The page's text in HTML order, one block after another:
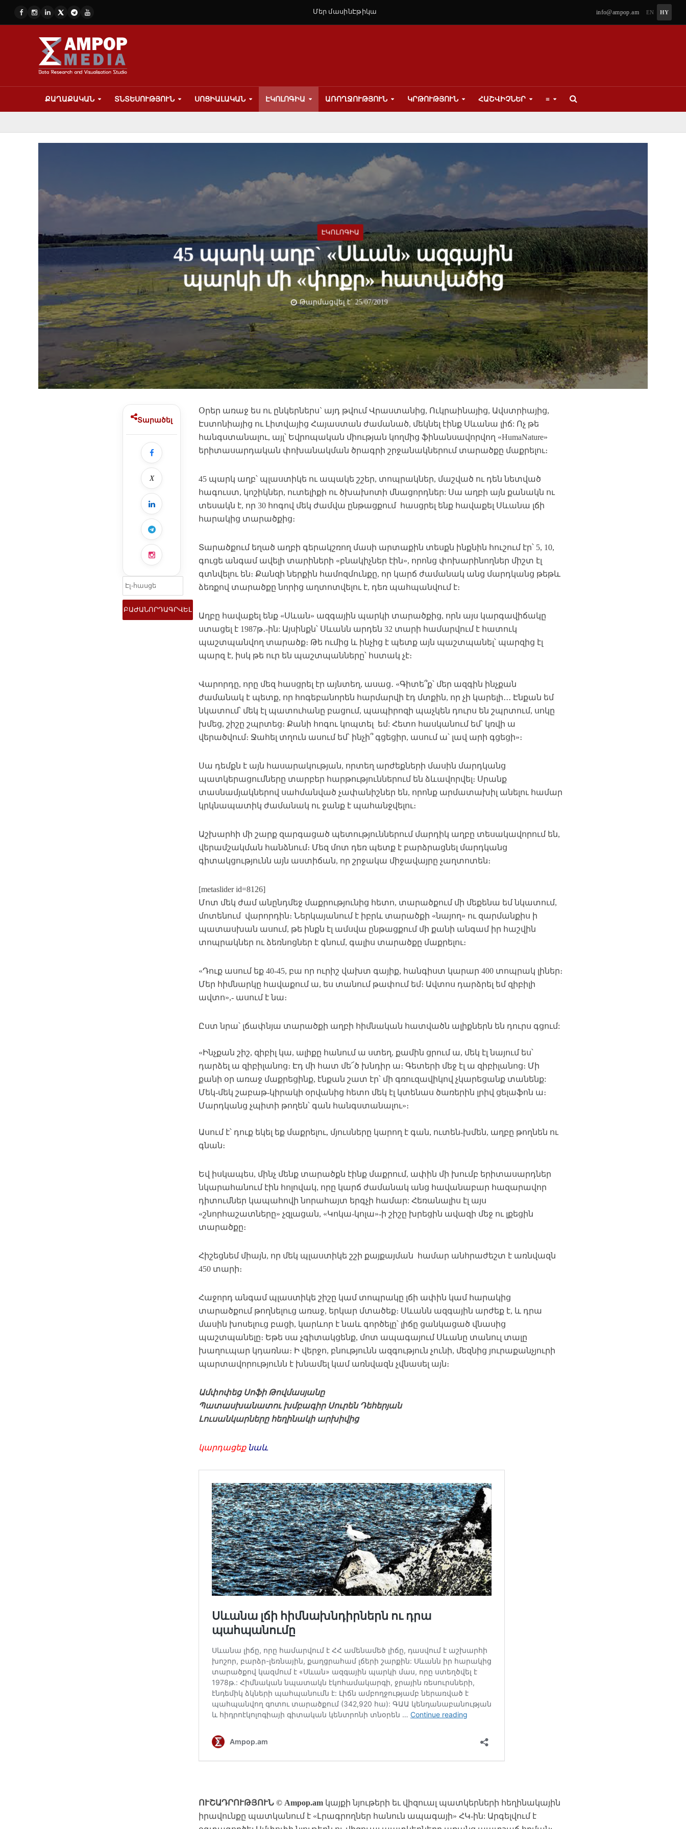
Մեր մասինԷթիկա info@ampop.am EN HY
ՔԱՂԱՔԱԿԱՆ ՏՆՏԵՍՈՒԹՅՈՒՆ ՍՈՑԻԱԼԱԿԱՆ ԷԿՈԼՈԳԻԱ ԱՌՈՂՋՈՒԹՅՈՒՆ ԿՐԹՈՒԹՅՈՒՆ ՀԱՇՎԻՉՆԵՐ ≡
ԷԿՈԼՈԳԻԱ
45 պարկ աղբ` «Սևան» ազգային
պարկի մի «փոքր» հատվածից
Թարմացվել է` 25/07/2019
Տարածել
X
Օրեր առաջ ես ու ընկերներս` այդ թվում Վրաստանից, Ուկրաինայից, Ավստրիայից,
Էստոնիայից ու Լիտվայից Հայաստան ժամանած, մեկնել էինք Սևանա լիճ: Ոչ թե
հանգստանալու, այլ՝ Եվրոպական միության կողմից ֆինանսավորվող «HumaNature»
երիտասարդական փոխանակման ծրագրի շրջանակներում տարածքը մաքրելու։
45 պարկ աղբ՝ պլաստիկե ու ապակե շշեր, տոպրակներ, մաշված ու դեն նետված
հագուստ, կոշիկներ, ուտելիքի ու ծխախոտի մնացորդներ: Սա աղբի այն քանակն ու
տեսակն է, որ 30 հոգով մեկ ժամվա ընթացքում հասցրել ենք հավաքել Սևանա լճի
հարակից տարածքից։
Տարածքում եղած աղբի գերակշռող մասի արտաքին տեսքն ինքնին հուշում էր՝ 5, 10,
գուցե անգամ ավելի տարիների «բնակիչներ էին», որոնց փոխարինողներ միշտ էլ
գտնվելու են։ Քանզի ներքին համոզմունքը, որ կարճ ժամանակ անց մարդկանց թեթև
ձեռքով տարածքը նորից աղտոտվելու է, դեռ պահպանվում է։
Աղբը հավաքել ենք «Սևան» ազգային պարկի տարածքից, որն այս կարգավիճակը
ստացել է 1987թ․-ին: Այսինքն՝ Սևանն արդեն 32 տարի համարվում է հատուկ
պաշտպանվող տարածք։ Թե ումից և ինչից է պետք այն պաշտպանել՝ պարզից էլ
պարզ է, իսկ թե ուր են պաշտպանները՝ հստակ չէ։
Վարորդը, որը մեզ հասցրել էր այնտեղ, ասաց․ «Գիտե՞ք՝ մեր ազգին ինչքան
ժամանակ է պետք, որ հոգեբանորեն հարմարվի էդ մտքին, որ չի կարելի․․․ Էնքան եմ
նկատում՝ մեկ էլ պատուհանը բացում, պապիրոզի պաչկեն դուրս են շպրտում, սոկը
խմեց, շիշը շպրտեց։ Քանի հոգու կոպտել եմ: Հետո հասկանում եմ՝ կռվի ա
վերածվում։ Ջահել տղուն ասում եմ՝ ինչի՞ գցեցիր, ասում ա՝ լավ արի գցեցի»։
Սա դեմքն է այն հասարակության, որտեղ արժեքների մասին մարդկանց
պատկերացումները տարբեր հարթություններում են ձևավորվել։ Սրանք
տասնամյակներով սահմանված չափանիշներ են, որոնք արմատախիլ անելու համար
կրկնապատիկ ժամանակ ու ջանք է պահանջվելու։
Աշխարհի մի շարք զարգացած պետություններում մարդիկ աղբը տեսակավորում են,
վերամշակման հանձնում։ Մեզ մոտ դեռ պետք է բարձրացնել մարդկանց
գիտակցությունն այն աստիճան, որ շրջակա միջավայրը չաղտոտեն։
[metaslider id=8126]
Մոտ մեկ ժամ անընդմեջ մաքրությունից հետո, տարածքում մի մեքենա եմ նկատում,
մոտենում վարորդին։ Ներկայանում է իբրև տարածքի «նայող» ու զարմանքիս ի
պատասխան ասում, թե ինքն էլ ամսվա ընթացքում մի քանի անգամ իր հաշվին
տոպրակներ ու ձեռնոցներ է գնում, գալիս տարածքը մաքրելու։
«Դուք ասում եք 40-45, բա որ ուրիշ վախտ գայիք, հանգիստ կարար 400 տոպրակ լիներ։
Մեր հիմնարկը հավաքում ա, ես տանում թափում եմ։ Ավտոս դարձրել եմ զիբիլի
ավտո»,- ասում է նա։
Ըստ նրա՝ լճափնյա տարածքի աղբի հիմնական հատվածն ալիքներն են դուրս գցում:
«Ինչքան շիշ, զիբիլ կա, ալիքը հանում ա ստեղ, քամին ցրում ա, մեկ էլ նայում ես՝
դարձել ա զիբիլանոց։ Էդ մի հատ մե՜ծ խնդիր ա։ Գետերի մեջ էլ ա զիբիլանոց։ Մի
քանի օր առաջ մաքրեցինք, էնքան շատ էր՝ մի գռուզավիկով չկարեցանք տանենք:
Մեկ-մեկ շաբաթ-կիրակի օրվանից հետո մեկ էլ կտենաս ծառերին լրիվ ցելաֆոն ա։
Մարդկանց չպիտի թողեն՝ գան հանգստանալու»։
Ասում է՝ դուք եկել եք մաքրելու, մյուսները կարող է գան, ուտեն-խմեն, աղբը թողնեն ու
գնան։
Եվ իսկապես, մինչ մենք տարածքն էինք մաքրում, ափին մի խումբ երիտասարդներ
նկարահանում էին հոլովակ, որը կարճ ժամանակ անց հավանաբար հազարավոր
դիտումներ կապահովի նորահայտ երգչի համար: Հեռանալիս էլ այս
«շնորհաշատները» չզլացան, «Կոկա-կոլա»-ի շիշը խրեցին ավազի մեջ ու լքեցին
տարածքը։
Հիշեցնեմ միայն, որ մեկ պլաստիկե շշի քայքայման համար անհրաժեշտ է առնվազն
450 տարի։
Հաջորդ անգամ պլաստիկե շիշը կամ տոպրակը լճի ափին կամ հարակից
տարածքում թողնելուց առաջ, երկար մտածեք։ Սևանն ազգային արժեք է, և դրա
մասին խոսելուց բացի, կարևոր է նաև գործելը՝ լիճը ցանկացած վնասից
պաշտպանելը։ Եթե սա չգիտակցենք, մոտ ապագայում Սևանը տանուլ տալը
խաղուպար կդառնա։ Ի վերջո, բնությունն ազգություն չունի, մեզնից յուրաքանչյուրի
պարտավորությունն է խնամել կամ առնվազն չվնասել այն։
Ամփոփեց Սոֆի Թովմասյանը
Պատասխանատու խմբագիր Սուրեն Դեհերյան
Լուսանկարները հեղինակի արխիվից
կարդացեք նաև
ՈՒՇԱԴՐՈՒԹՅՈՒՆ © Ampop.am կայքի նյութերի եւ վիզուալ պատկերների հեղինակային
իրավունքը պատկանում է «Լրագրողներ հանուն ապագայի» ՀԿ-ին: Արգելվում է